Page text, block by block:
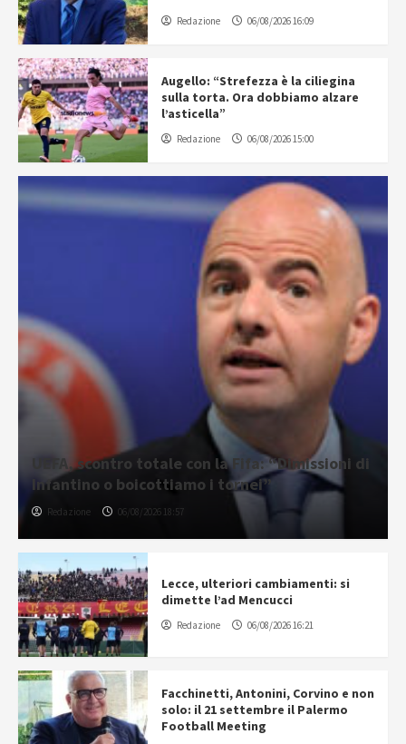
Redazione 06/08/2026 16:09
Augello: “Strefezza è la ciliegina
sulla torta. Ora dobbiamo alzare
l’asticella”
Redazione 06/08/2026 15:00
UEFA, scontro totale con la Fifa: “Dimissioni di
Infantino o boicottiamo i tornei”
Redazione 06/08/2026 18:57
Lecce, ulteriori cambiamenti: si
dimette l’ad Mencucci
Redazione 06/08/2026 16:21
Facchinetti, Antonini, Corvino e non
solo: il 21 settembre il Palermo
Football Meeting